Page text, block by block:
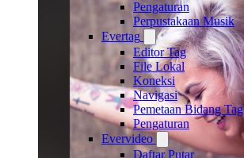
Pengaturan
Perpustakaan Musik
Evertag
Editor Tag
File Lokal
Koneksi
Navigasi
Pemetaan Bidang Tag
Pengaturan
Evervideo
Daftar Putar